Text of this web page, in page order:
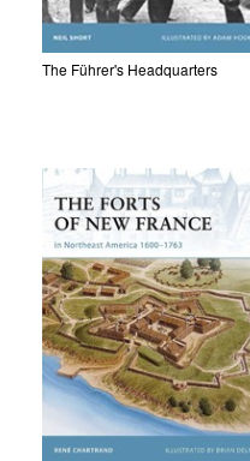
The Führer's Headquarters